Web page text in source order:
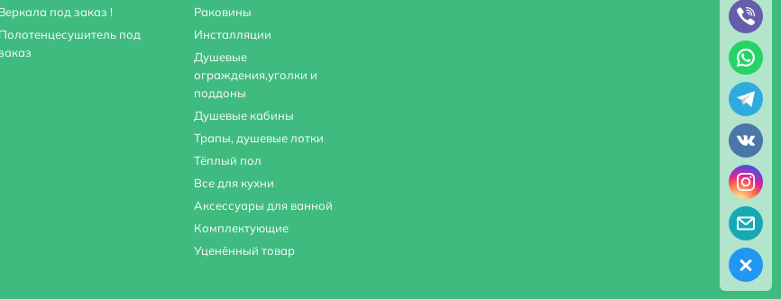
под заказ !
Полотенцесушитель под
Раковины
Инсталляции
Душевые
ограждения,уголки и
поддоны
Душевые кабины
Трапы, душевые лотки
Тёплый пол
Все для кухни
Аксессуары для ванной
Комплектующие
Уценённый товар